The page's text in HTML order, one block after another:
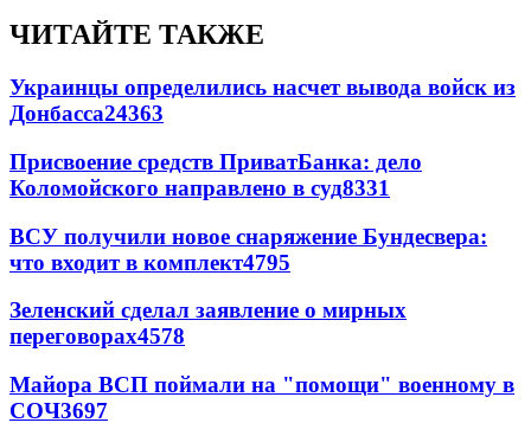
ЧИТАЙТЕ ТАКЖЕ
Украинцы определились насчет вывода войск из
Донбасса24363
Присвоение средств ПриватБанка: дело
Коломойского направлено в суд8331
ВСУ получили новое снаряжение Бундесвера:
что входит в комплект4795
Зеленский сделал заявление о мирных
переговорах4578
Майора ВСП поймали на "помощи" военному в
СОЧ3697